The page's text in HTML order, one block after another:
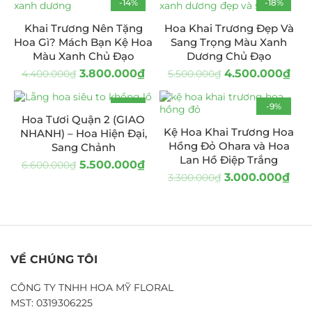
-14%
Khai Trương Nên Tặng
Hoa Gì? Mách Bạn Kệ Hoa
Màu Xanh Chủ Đạo
4.400.000₫ 3.800.000₫
-18%
Hoa Khai Trương Đẹp Và
Sang Trọng Màu Xanh
Dương Chủ Đạo
5.500.000₫ 4.500.000₫
-17%
Hoa Tươi Quận 2 (GIAO
NHANH) – Hoa Hiện Đại,
Sang Chảnh
6.600.000₫ 5.500.000₫
-9%
HOT
Kệ Hoa Khai Trương Hoa
Hồng Đỏ Ohara và Hoa
Lan Hồ Điệp Trắng
3.300.000₫ 3.000.000₫
VỀ CHÚNG TÔI
CÔNG TY TNHH HOA MỸ FLORAL
MST: 0319306225